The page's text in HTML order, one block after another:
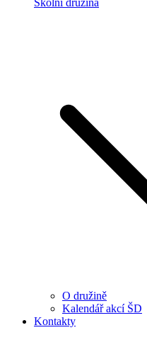
Školní družina
O družině
Kalendář akcí ŠD
Kontakty